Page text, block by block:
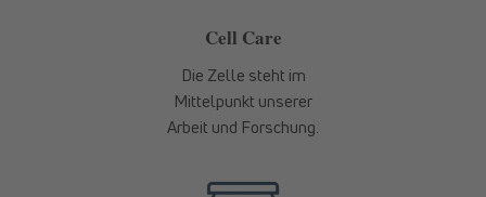
Cell Care
Die Zelle steht im
Mittelpunkt unserer
Arbeit und Forschung.